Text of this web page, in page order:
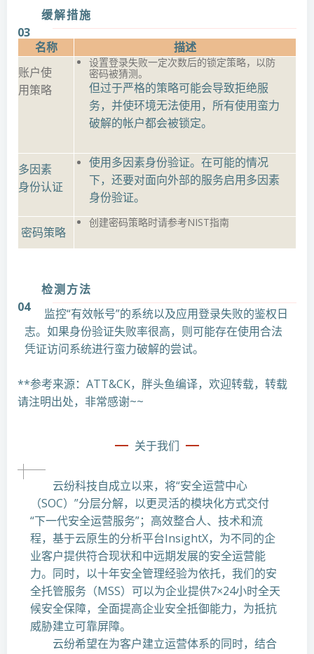
缓解措施
03
名称
描述
账户使
用策略
设置登录失败一定次数后的锁定策略，以防
密码被猜测。
但过于严格的策略可能会导致拒绝服
务，并使环境无法使用，所有使用蛮力
破解的帐户都会被锁定。
多因素
身份认证
使用多因素身份验证。在可能的情况
下，还要对面向外部的服务启用多因素
身份验证。
密码策略
创建密码策略时请参考NIST指南
检测方法
04监控“有效帐号”的系统以及应用登录失败的鉴权日
志。如果身份验证失败率很高，则可能存在使用合法
凭证访问系统进行蛮力破解的尝试。
**参考来源：ATT&CK，胖头鱼编译，欢迎转载，转载
请注明出处，非常感谢~~
关于我们
云纷科技自成立以来，将“安全运营中心
（SOC）”分层分解，以更灵活的模块化方式交付
“下一代安全运营服务”；高效整合人、技术和流
程，基于云原生的分析平台InsightX，为不同的企
业客户提供符合现状和中远期发展的安全运营能
力。同时，以十年安全管理经验为依托，我们的安
全托管服务（MSS）可以为企业提供7×24小时全天
候安全保障，全面提高企业安全抵御能力，为抵抗
威胁建立可靠屏障。
云纷希望在为客户建立运营体系的同时，结合